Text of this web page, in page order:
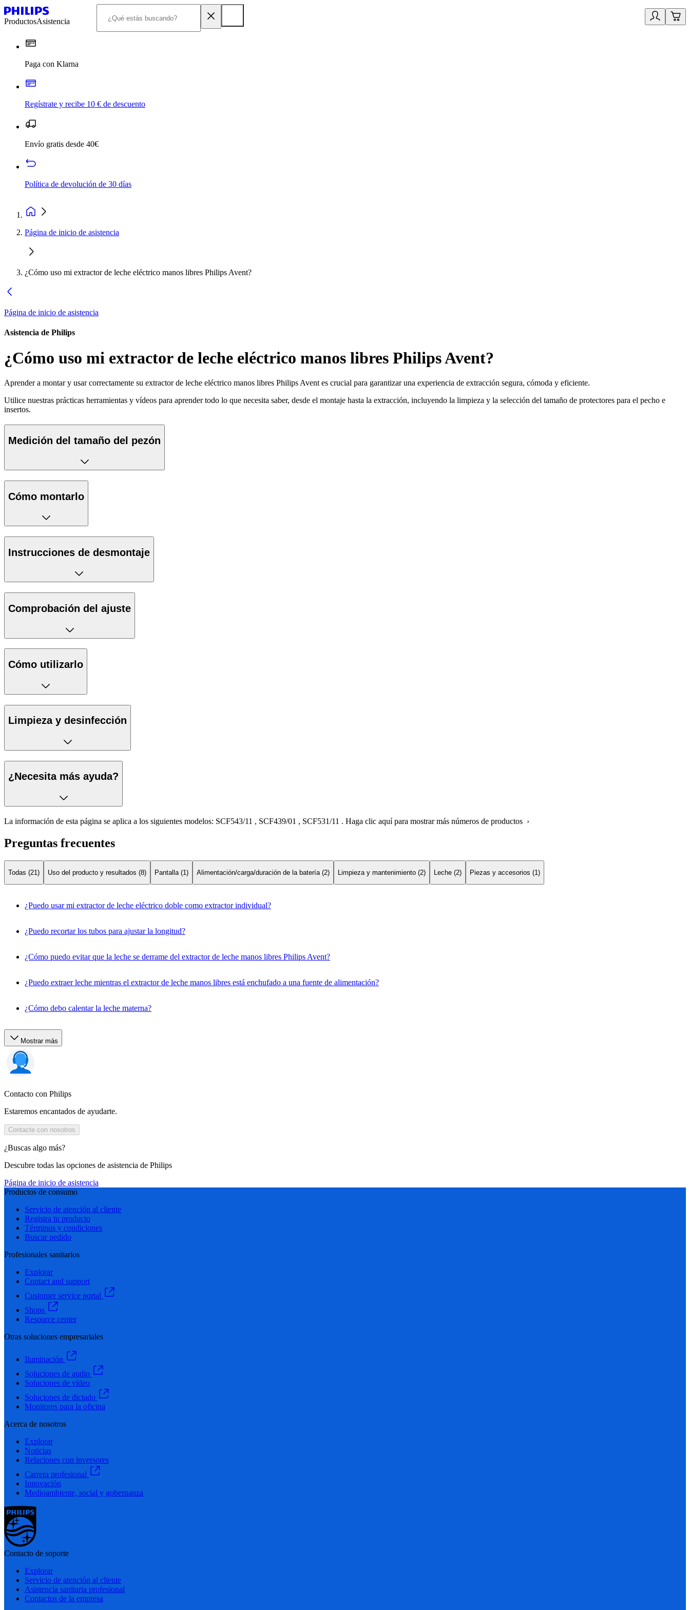
ProductosAsistencia
Paga con Klarna
Regístrate y recibe 10 € de descuento
Envío gratis desde 40€
Política de devolución de 30 días
Página de inicio de asistencia
¿Cómo uso mi extractor de leche eléctrico manos libres Philips Avent?
Página de inicio de asistencia
Asistencia de Philips
¿Cómo uso mi extractor de leche eléctrico manos libres Philips Avent?
Aprender a montar y usar correctamente su extractor de leche eléctrico manos libres Philips Avent es crucial para garantizar una experiencia de extracción segura, cómoda y eficiente.
Utilice nuestras prácticas herramientas y vídeos para aprender todo lo que necesita saber, desde el montaje hasta la extracción, incluyendo la limpieza y la selección del tamaño de protectores para el pecho e
insertos.
Medición del tamaño del pezón
Cómo montarlo
Instrucciones de desmontaje
Comprobación del ajuste
Cómo utilizarlo
Limpieza y desinfección
¿Necesita más ayuda?
La información de esta página se aplica a los siguientes modelos: SCF543/11 , SCF439/01 , SCF531/11 . Haga clic aquí para mostrar más números de productos ›
Preguntas frecuentes
Todas (21) Uso del producto y resultados (8) Pantalla (1) Alimentación/carga/duración de la batería (2) Limpieza y mantenimiento (2) Leche (2) Piezas y accesorios (1)
¿Puedo usar mi extractor de leche eléctrico doble como extractor individual?
¿Puedo recortar los tubos para ajustar la longitud?
¿Cómo puedo evitar que la leche se derrame del extractor de leche manos libres Philips Avent?
¿Puedo extraer leche mientras el extractor de leche manos libres está enchufado a una fuente de alimentación?
¿Cómo debo calentar la leche materna?
Mostrar más
Contacto con Philips
Estaremos encantados de ayudarte.
Contacte con nosotros
¿Buscas algo más?
Descubre todas las opciones de asistencia de Philips
Página de inicio de asistencia
Productos de consumo
Servicio de atención al cliente
Registra tu producto
Términos y condiciones
Buscar pedido
Profesionales sanitarios
Explorar
Contact and support
Customer service portal
Shops
Resource center
Otras soluciones empresariales
Iluminación
Soluciones de audio
Soluciones de vídeo
Soluciones de dictado
Monitores para la oficina
Acerca de nosotros
Explorar
Noticias
Relaciones con inversores
Carrera profesional
Innovación
Medioambiente, social y gobernanza
Contacto de soporte
Explorar
Servicio de atención al cliente
Asistencia sanitaria profesional
Contactos de la empresa